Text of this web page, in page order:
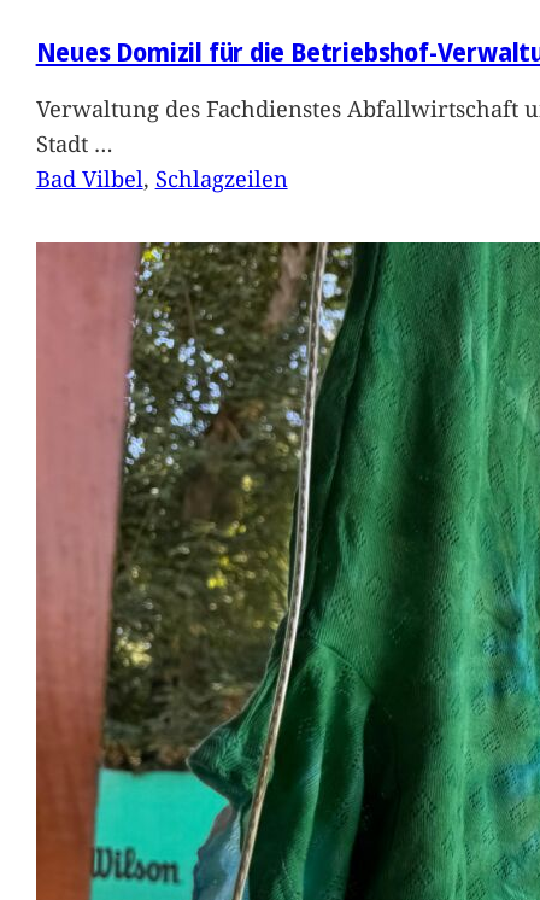
Neues Domizil für die Betriebshof-
Verwaltung des Fachdienstes Abfallwirtschaft
Stadt …
Bad Vilbel, Schlagzeilen